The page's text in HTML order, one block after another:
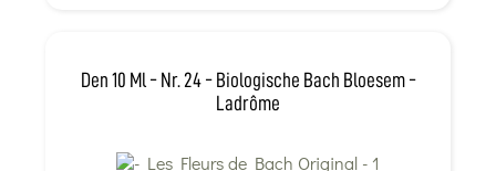
Den 10 Ml - Nr. 24 - Biologische Bach Bloesem -
Ladrôme